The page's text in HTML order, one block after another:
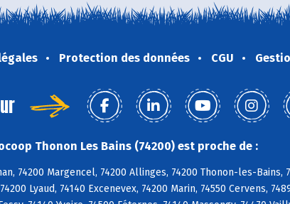
Protection des données CGU
Thonon Les Bains (74200) est proche de :
74200 Margencel, 74200 Allinges, 74200 Thonon-les-Bains,
Lyaud, 74140 Excenevex, 74200 Marin, 74550 Cervens,